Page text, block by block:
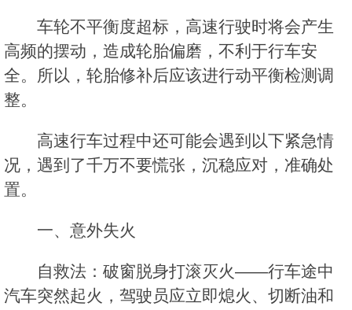
车轮不平衡度超标，高速行驶时将会产生
高频的摆动，造成轮胎偏磨，不利于行车安
全。所以，轮胎修补后应该进行动平衡检测调
整。
高速行车过程中还可能会遇到以下紧急情
况，遇到了千万不要慌张，沉稳应对，准确处
置。
一、意外失火
自救法：破窗脱身打滚灭火——行车途中
汽车突然起火，驾驶员应立即熄火、切断油和